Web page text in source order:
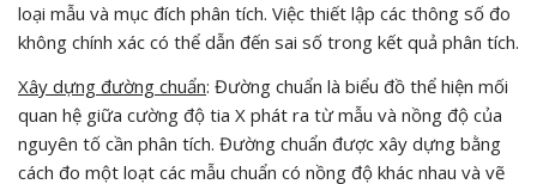
loại mẫu và mục đích phân tích. Việc thiết lập các thông số đo
không chính xác có thể dẫn đến sai số trong kết quả phân tích.
Xây dựng đường chuẩn: Đường chuẩn là biểu đồ thể hiện mối
quan hệ giữa cường độ tia X phát ra từ mẫu và nồng độ của
nguyên tố cần phân tích. Đường chuẩn được xây dựng bằng
cách đo một loạt các mẫu chuẩn có nồng độ khác nhau và vẽ